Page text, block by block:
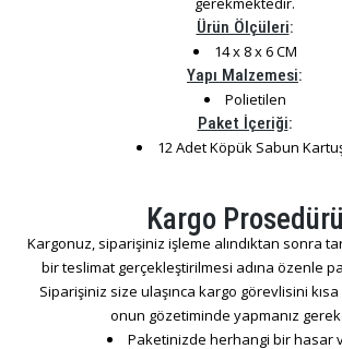
Ürün Ölçüleri:
14 x 8 x 6 CM
Yapı Malzemesi:
Polietilen
Paket İçeriği:
12 Adet Köpük Sabun
Kargo Prosedürü
Kargonuz, siparişiniz işleme alındıktan sonra
bir teslimat gerçekleştirilmesi adına özenle
Siparişiniz size ulaşınca kargo görevlisini
onun gözetiminde yapmanız
Paketinizde herhangi bir hasar